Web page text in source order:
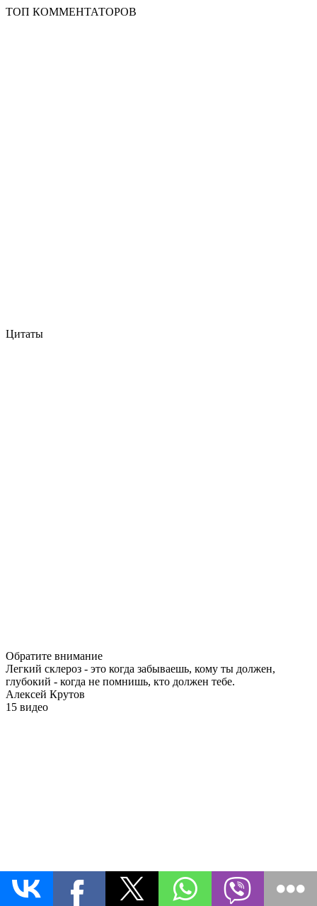
ТОП КОММЕНТАТОРОВ
Цитаты
Обратите внимание
Легкий склероз - это когда забываешь, кому ты должен,
глубокий - когда не помнишь, кто должен тебе.
Алексей Крутов
15 видео